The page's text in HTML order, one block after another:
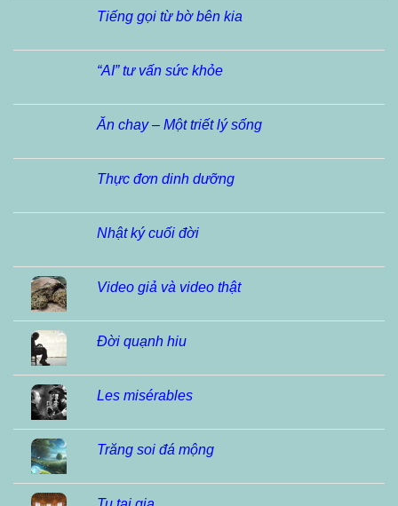
Tiếng gọi từ bờ bên kia
“AI” tư vấn sức khỏe
Ăn chay – Một triết lý sống
Thực đơn dinh dưỡng
Nhật ký cuối đời
Video giả và video thật
Đời quạnh hiu
Les misérables
Trăng soi đá mộng